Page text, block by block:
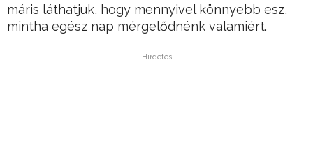
máris láthatjuk, hogy mennyivel könnyebb esz,
mintha egész nap mérgelődnénk valamiért.
Hirdetés